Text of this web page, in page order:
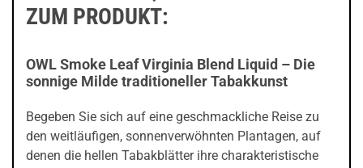
ZUM PRODUKT:
OWL Smoke Leaf Virginia Blend Liquid – Die
sonnige Milde traditioneller Tabakkunst
Begeben Sie sich auf eine geschmackliche Reise zu
den weitläufigen, sonnenverwöhnten Plantagen, auf
denen die hellen Tabakblätter ihre charakteristische